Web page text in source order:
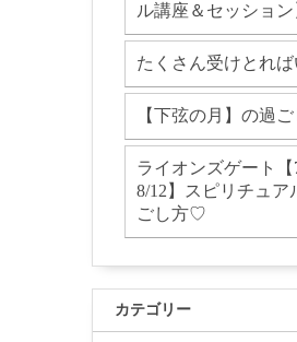
ル講座＆セッション
たくさん受けとれ
【下弦の月】の過
ライオンズゲート【
8/12】スピリチュア
ごし方♡
カテゴリー